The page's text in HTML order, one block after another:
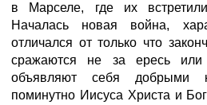
в Марселе, где их
Началась новая война,
отличался от только что
сражаются не за ересь
объявляют себя добрыми
поминутно Иисуса Христа и